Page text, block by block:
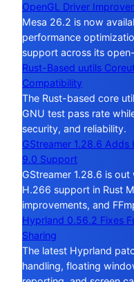
OpenGL Driver
Mesa 26.2 is now
performance
support across its
Rust-Based uutils
Compatibility
The Rust-based core
GNU test pass rate
security, and reliability.
GStreamer 1.28.6
9.0 Support
GStreamer 1.28.6 is
H.266 support in Rust
improvements, and
Hyprland 0.56.2 Fixes
Sharing
The latest Hyprland
handling, floating